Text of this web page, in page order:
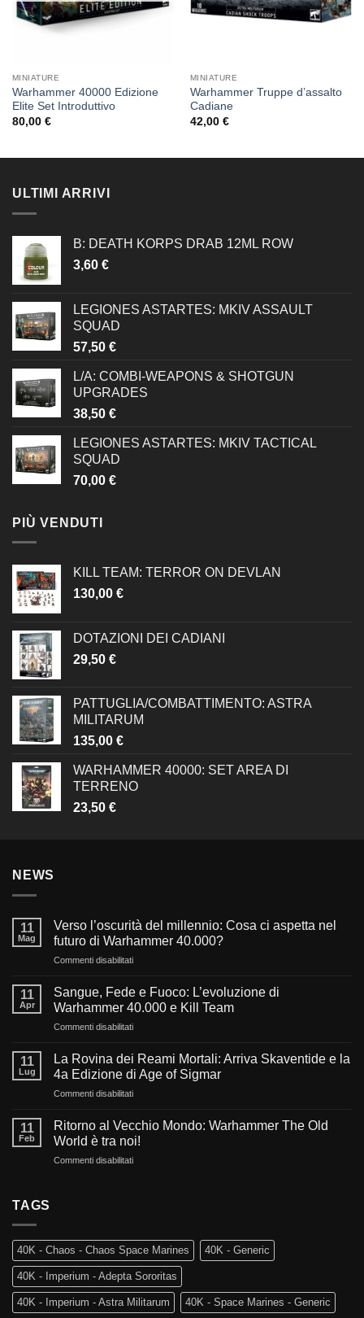
MINIATURE
Warhammer 40000 Edizione
Elite Set Introduttivo
80,00 €
MINIATURE
Warhammer Truppe d’assalto
Cadiane
42,00 €
ULTIMI ARRIVI
B: DEATH KORPS DRAB 12ML ROW
3,60 €
LEGIONES ASTARTES: MKIV ASSAULT
SQUAD
57,50 €
L/A: COMBI-WEAPONS & SHOTGUN
UPGRADES
38,50 €
LEGIONES ASTARTES: MKIV TACTICAL
SQUAD
70,00 €
PIÙ VENDUTI
KILL TEAM: TERROR ON DEVLAN
130,00 €
DOTAZIONI DEI CADIANI
29,50 €
PATTUGLIA/COMBATTIMENTO: ASTRA
MILITARUM
135,00 €
WARHAMMER 40000: SET AREA DI
TERRENO
23,50 €
NEWS
11
Mag
Verso l’oscurità del millennio: Cosa ci aspetta nel
futuro di Warhammer 40.000?
Commenti disabilitatisu
l’oscurità
del
millennio:
Cosa
aspetta
nel
futuro
di
40.000?
11
Apr
Sangue, Fede e Fuoco: L’evoluzione di
Warhammer 40.000 e Kill Team
Commenti disabilitatisu
Fede
e
Fuoco:
L’evoluzione
Warhammer
40.000
Kill
11
Lug
La Rovina dei Reami Mortali: Arriva Skaventide e la
4a Edizione di Age of Sigmar
Commenti disabilitatisu
Rovina
dei
Reami
Mortali:
Edizione
di
Age
of
Sigmar
11
Feb
Ritorno al Vecchio Mondo: Warhammer The Old
World è tra noi!
Commenti disabilitatisu
The
Old
World
tra
noi!
TAGS
40K - Chaos - Chaos Space Marines 40K - Generic
40K - Imperium - Adepta Sororitas
40K - Imperium - Astra Militarum 40K - Space Marines - Generic